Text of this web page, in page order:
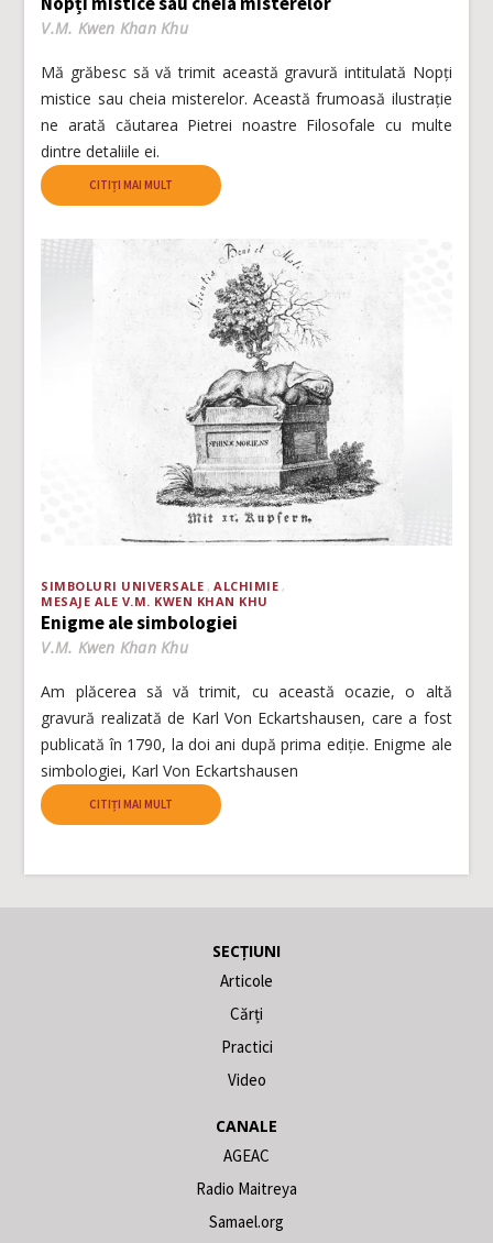
V.M. Kwen Khan Khu
Mă grăbesc să vă trimit această gravură intitulată Nopți
mistice sau cheia misterelor. Această frumoasă ilustrație
ne arată căutarea Pietrei noastre Filosofale cu multe
dintre detaliile ei.
CITIȚI MAI MULT
SIMBOLURI UNIVERSALE
ALCHIMIE
MESAJE ALE V.M. KWEN KHAN KHU
Enigme ale simbologiei
V.M. Kwen Khan Khu
Am plăcerea să vă trimit, cu această ocazie, o altă
gravură realizată de Karl Von Eckartshausen, care a fost
publicată în 1790, la doi ani după prima ediție. Enigme ale
simbologiei, Karl Von Eckartshausen
CITIȚI MAI MULT
SECȚIUNI
Articole
Cărți
Practici
Video
CANALE
AGEAC
Radio Maitreya
Samael.org